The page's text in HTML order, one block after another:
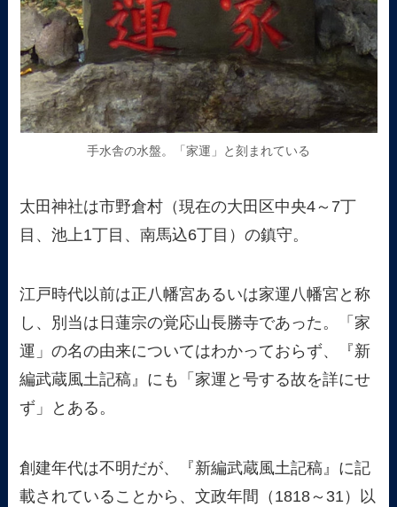
手水舎の水盤。「家運」と刻まれている
太田神社は市野倉村（現在の大田区中央4～7丁
目、池上1丁目、南馬込6丁目）の鎮守。
江戸時代以前は正八幡宮あるいは家運八幡宮と称
し、別当は日蓮宗の覚応山長勝寺であった。「家
運」の名の由来についてはわかっておらず、『新
編武蔵風土記稿』にも「家運と号する故を詳にせ
ず」とある。
創建年代は不明だが、『新編武蔵風土記稿』に記
載されていることから、文政年間（1818～31）以